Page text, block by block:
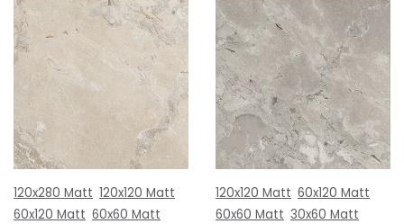
120x280 Matt 120x120 Matt
60x120 Matt 60x60 Matt
120x120 Matt 60x120 Matt
60x60 Matt 30x60 Matt